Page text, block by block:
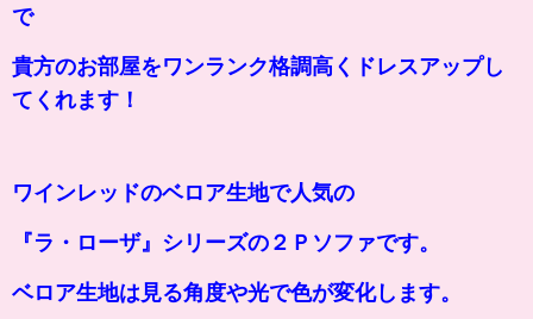
で
貴方のお部屋をワンランク格調高くドレスアップし
てくれます！
ワインレッドのベロア生地で人気の
『ラ・ローザ』シリーズの２Ｐソファです。
ベロア生地は見る角度や光で色が変化します。